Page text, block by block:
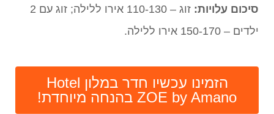
סיכום עלויות:
זוג – 110-130 אירו ללילה; זוג עם 2
ילדים – 150-170 אירו ללילה.
הזמינו עכשיו חדר במלון Hotel
ZOE by Amano בהנחה מיוחדת!